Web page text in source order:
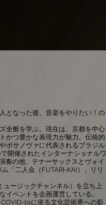
となった後、音楽をやりたい！の
全般を学ぶ。現在は、京都を中心
かつ豊かな表現力が魅力。伝統的
ボサノヴァに代表されるブラジル
開催されたインターナショナルワ
奏の他、テナーサックスとヴォイ
「二人会（FUTARI-KAI）」リリ
ージックチャンネル）を立ち上
イベントを企画運営している。
19に依る文化芸術界への影